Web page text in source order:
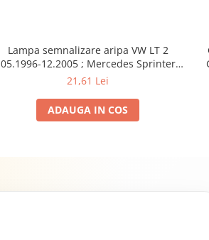
Lampa semnalizare aripa VW LT 2
05.1996-12.2005 ; Mercedes Sprinter
1995-2002, 512D-814 DA; Actros 1996-
Starliner,Centroliner, Cityliner;
21,61 Lei
ADAUGA IN COS